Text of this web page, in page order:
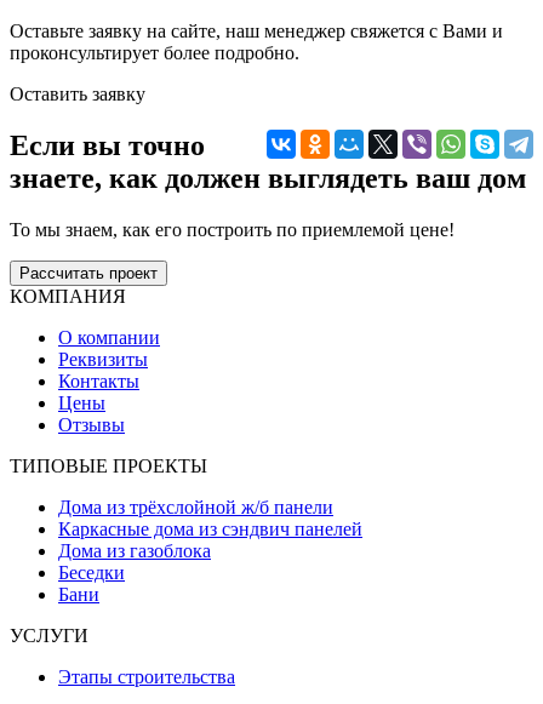
Оставьте заявку на сайте, наш менеджер свяжется с Вами и
проконсультирует более подробно.
Оставить заявку
Если вы точно
знаете, как должен выглядеть ваш дом
То мы знаем, как его построить по приемлемой цене!
Рассчитать проект
КОМПАНИЯ
О компании
Реквизиты
Контакты
Цены
Отзывы
ТИПОВЫЕ ПРОЕКТЫ
Дома из трёхслойной ж/б панели
Каркасные дома из сэндвич панелей
Дома из газоблока
Беседки
Бани
УСЛУГИ
Этапы строительства